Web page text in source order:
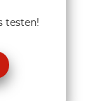
testen!